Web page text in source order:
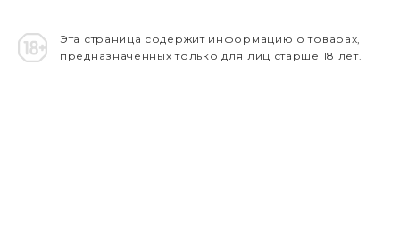
Эта страница содержит информацию о товарах,
предназначенных только для лиц старше 18 лет.